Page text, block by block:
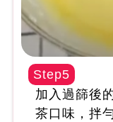
Step5
加入過篩後
茶口味，拌勻